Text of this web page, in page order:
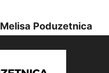
Melisa Poduzetnica